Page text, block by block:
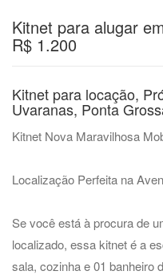
Kitnet para alugar
R$ 1.200
Kitnet para locação,
Uvaranas, Ponta
Kitnet Nova Maravilhosa
Localização Perfeita na
Se você está à procura de
localizado, essa kitnet é a
sala, cozinha e 01 banheiro